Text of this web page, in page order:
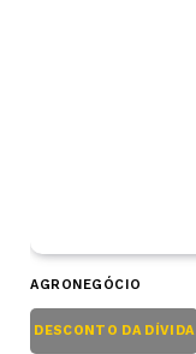
AGRONEGÓCIO
DESCONTO DA DÍVIDA